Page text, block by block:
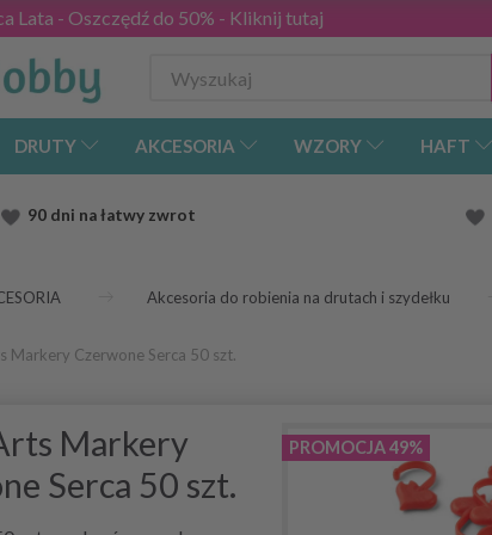
Lata - Oszczędź do 50% - Kliknij tutaj
DRUTY AKCESORIA WZORY HAFT
90 dni na łatwy zwrot
Akcesoria do robienia na drutach i szydełku
Markery Czerwone Serca 50 szt.
Markery
Serca 50 szt.
PROMOCJA 49%